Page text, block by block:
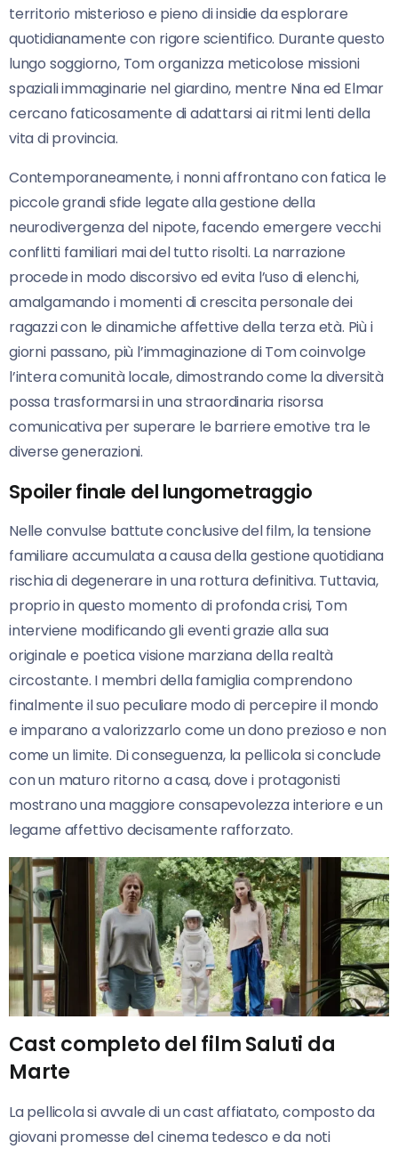
territorio misterioso e pieno di insidie da esplorare
quotidianamente con rigore scientifico. Durante questo
lungo soggiorno, Tom organizza meticolose missioni
spaziali immaginarie nel giardino, mentre Nina ed Elmar
cercano faticosamente di adattarsi ai ritmi lenti della
vita di provincia.
Contemporaneamente, i nonni affrontano con fatica le
piccole grandi sfide legate alla gestione della
neurodivergenza del nipote, facendo emergere vecchi
conflitti familiari mai del tutto risolti. La narrazione
procede in modo discorsivo ed evita l’uso di elenchi,
amalgamando i momenti di crescita personale dei
ragazzi con le dinamiche affettive della terza età. Più i
giorni passano, più l’immaginazione di Tom coinvolge
l’intera comunità locale, dimostrando come la diversità
possa trasformarsi in una straordinaria risorsa
comunicativa per superare le barriere emotive tra le
diverse generazioni.
Spoiler finale del lungometraggio
Nelle convulse battute conclusive del film, la tensione
familiare accumulata a causa della gestione quotidiana
rischia di degenerare in una rottura definitiva. Tuttavia,
proprio in questo momento di profonda crisi, Tom
interviene modificando gli eventi grazie alla sua
originale e poetica visione marziana della realtà
circostante. I membri della famiglia comprendono
finalmente il suo peculiare modo di percepire il mondo
e imparano a valorizzarlo come un dono prezioso e non
come un limite. Di conseguenza, la pellicola si conclude
con un maturo ritorno a casa, dove i protagonisti
mostrano una maggiore consapevolezza interiore e un
legame affettivo decisamente rafforzato.
Cast completo del film Saluti da
Marte
La pellicola si avvale di un cast affiatato, composto da
giovani promesse del cinema tedesco e da noti